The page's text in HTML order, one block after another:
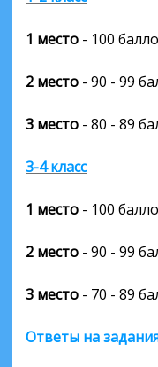
1 место - 100
2 место - 90 - 99
3 место - 80 - 89
3-4 класс
1 место - 100
2 место - 90 - 99
3 место - 70 - 89
Ответы на